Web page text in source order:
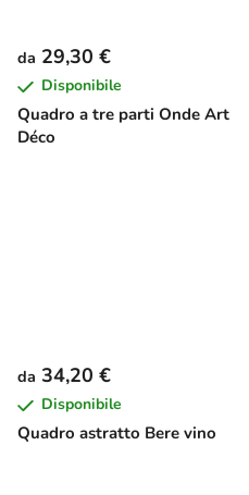
Quadro a tre parti Onde Art
Déco
da 29,30 €
Disponibile
Quadro astratto Bere vino
da 34,20 €
Disponibile